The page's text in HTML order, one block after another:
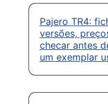
Pajero TR4:
versões,
checar antes
um exemplar